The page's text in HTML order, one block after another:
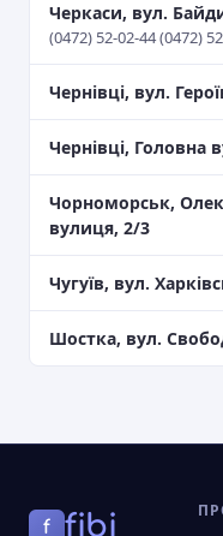
Черкаси, вул.
(0472) 52-02-44 (0472)
Чернівці, вул.
Чернівці, Головна
Чорноморськ,
вулиця, 2/3
Чугуїв, вул.
Шостка, вул.
f fibi